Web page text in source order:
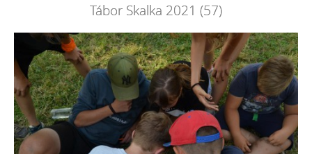
Tábor Skalka 2021 (57)